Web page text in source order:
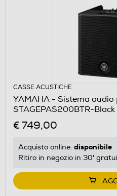
CASSE ACUSTICHE
YAMAHA - Sistema
STAGEPAS200BTR-Black
€ 749,00
Acquisto online: disponibile
Ritiro in negozio in 30'